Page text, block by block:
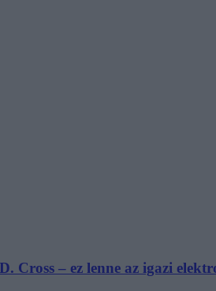
Cross – ez lenne az igazi